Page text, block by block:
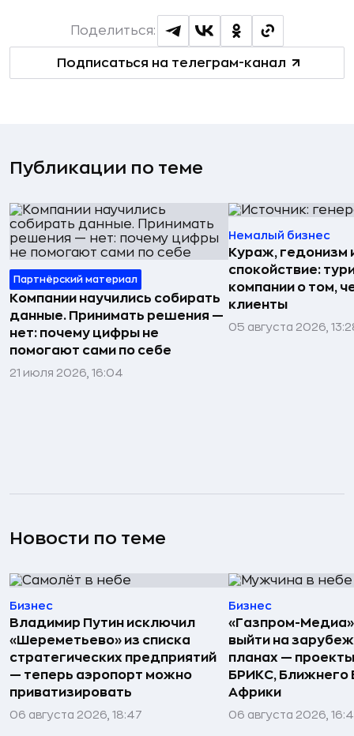
Подписаться на телеграм-канал
Поделиться:
Публикации по теме
Партнёрский материал
Компании научились собирать
данные. Принимать решения —
нет: почему цифры не
помогают сами по себе
21 июля 2026, 16:04
Немалый бизнес
Кураж, гедонизм
спокойствие:
компании о том,
клиенты
05 августа 2026,
Новости по теме
Бизнес
Владимир Путин исключил
«Шереметьево» из списка
стратегических предприятий
— теперь аэропорт можно
приватизировать
06 августа 2026, 18:47
Бизнес
«Газпром-Медиа»
выйти на
планах —
БРИКС, Ближнего
Африки
06 августа 2026,